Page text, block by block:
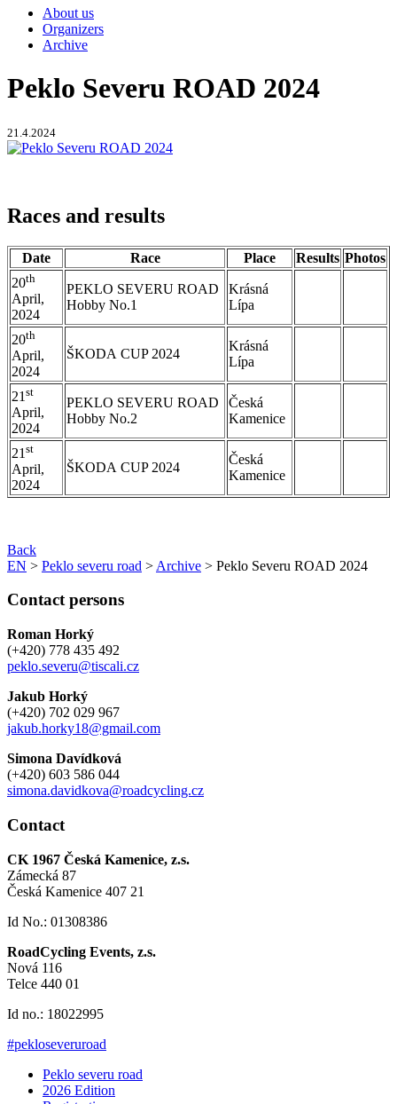
About us
Organizers
Archive
Peklo Severu ROAD 2024
21.4.2024
Races and results
Date Race Place Results Photos
20th
April,
2024
PEKLO SEVERU ROAD
Hobby No.1
Krásná
Lípa
20th
April,
2024
ŠKODA CUP 2024
Krásná
Lípa
21 st
April,
2024
PEKLO SEVERU ROAD
Hobby No.2
Česká
Kamenice
21 st
April,
2024
ŠKODA CUP 2024
Česká
Kamenice
Back
EN > Peklo severu road > Archive > Peklo Severu ROAD 2024
Contact persons
Roman Horký
(+420) 778 435 492
peklo.severu@tiscali.cz
Jakub Horký
(+420) 702 029 967
jakub.horky18@gmail.com
Simona Davídková
(+420) 603 586 044
simona.davidkova@roadcycling.cz
Contact
CK 1967 Česká Kamenice, z.s.
Zámecká 87
Česká Kamenice 407 21
Id No.: 01308386
RoadCycling Events, z.s.
Nová 116
Telce 440 01
Id no.: 18022995
#pekloseveruroad
Peklo severu road
2026 Edition